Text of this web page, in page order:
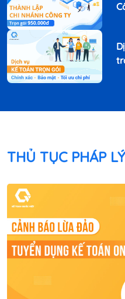
THỦ TỤC PHÁP